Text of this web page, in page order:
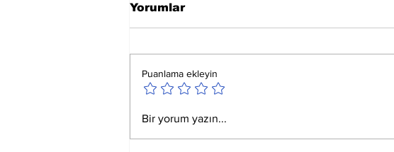
Ay Yay Burcunda
Akreplere Etkileri
Yorumlar
Puanlama ekleyin
Bir yorum yazın...